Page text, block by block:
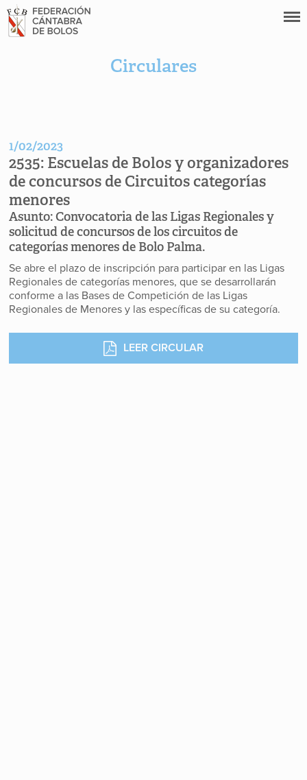
Circulares
1/02/2023
2535: Escuelas de Bolos y organizadores
de concursos de Circuitos categorías
menores
Asunto:Convocatoria de las Ligas Regionales y
solicitud de concursos de los circuitos de
categorías menores de Bolo Palma.
Se abre el plazo de inscripción para participar en las Ligas
Regionales de categorías menores, que se desarrollarán
conforme a las Bases de Competición de las Ligas
Regionales de Menores y las específicas de su categoría.
LEER CIRCULAR